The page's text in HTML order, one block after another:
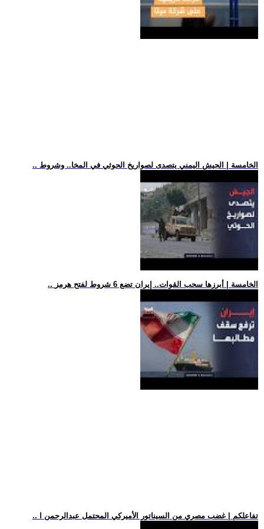
.. الخامسة | الجيش اليمني يتصدى لصواريخ الحوثي في المخا.. وشروط
.. الخامسة | أبرزها سحب القوات.. إيران تضع 6 شروط لفتح هرمز
.. تفاعلكم | غضب مصري من السيناتور الأميركي المحتمل عبدالرحمن ا